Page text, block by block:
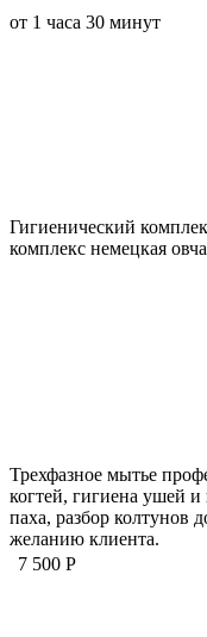
от 1 часа 30 минут
Гигиенический
комплекс немецкая
Трехфазное мытье
когтей, гигиена ушей
паха, разбор колтунов
желанию клиента.
7 500 Р